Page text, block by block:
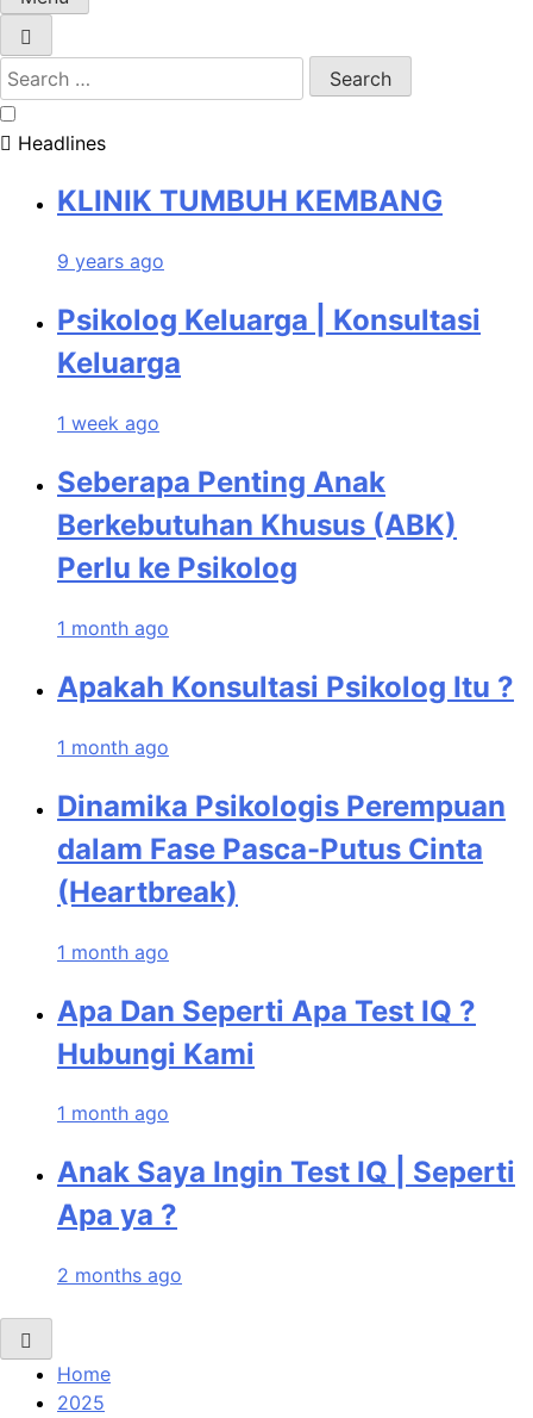
Search
for:
Headlines
KLINIK TUMBUH KEMBANG
9 years ago
Psikolog Keluarga | Konsultasi
Keluarga
1 week ago
Seberapa Penting Anak
Berkebutuhan Khusus (ABK)
Perlu ke Psikolog
1 month ago
Apakah Konsultasi Psikolog Itu ?
1 month ago
Dinamika Psikologis Perempuan
dalam Fase Pasca-Putus Cinta
(Heartbreak)
1 month ago
Apa Dan Seperti Apa Test IQ ?
Hubungi Kami
1 month ago
Anak Saya Ingin Test IQ | Seperti
Apa ya ?
2 months ago
Home
2025